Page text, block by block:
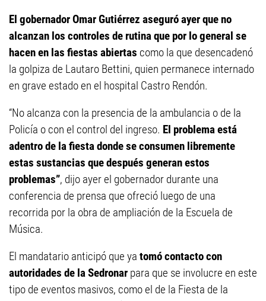
El gobernador Omar Gutiérrez aseguró ayer que no
alcanzan los controles de rutina que por lo general se
hacen en las fiestas abiertas como la que desencadenó
la golpiza de Lautaro Bettini, quien permanece internado
en grave estado en el hospital Castro Rendón.
“No alcanza con la presencia de la ambulancia o de la
Policía o con el control del ingreso. El problema está
adentro de la fiesta donde se consumen libremente
estas sustancias que después generan estos
problemas”, dijo ayer el gobernador durante una
conferencia de prensa que ofreció luego de una
recorrida por la obra de ampliación de la Escuela de
Música.
El mandatario anticipó que ya tomó contacto con
autoridades de la Sedronar para que se involucre en este
tipo de eventos masivos, como el de la Fiesta de la